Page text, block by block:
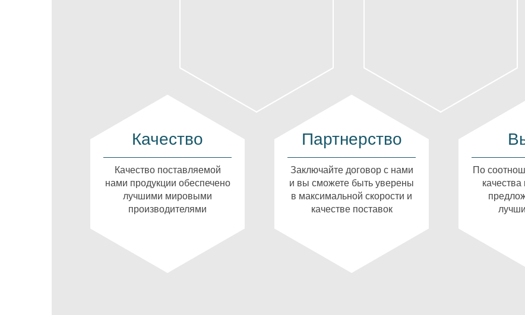
Качество
Качество поставляемой
нами продукции обеспечено
лучшими мировыми
производителями
Партнерство
Заключайте договор с нами
и вы сможете быть уверены
в максимальной скорости и
качестве поставок
По